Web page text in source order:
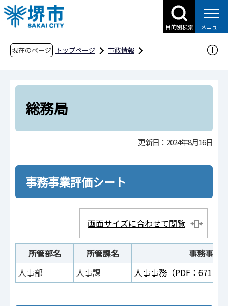
こ
の
ペ
目的別検索 メニュー
現在のページ トップページ
市政情報
事務事業評価
令和6年度事務事業評価
組織機構順
総務局
更新日：2024年8月16日
事務事業評価シート
画面サイズに合わせて閲覧
所管部名 所管課名
事務事業
人事部
人事課 人事事務（PDF：671KB